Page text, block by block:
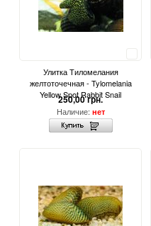
Улитка Тиломелания
желтоточечная - Tylomelania
Yellow Spot Rabbit Snail
250,00 грн.
Наличие: нет